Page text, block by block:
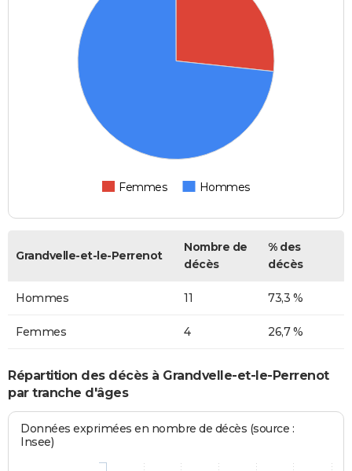
Femmes Hommes
Grandvelle-et-le-Perrenot
Nombre de
décès
% des
décès
Hommes 11 73,3 %
Femmes 4 26,7 %
Répartition des décès à Grandvelle-et-le-Perrenot
par tranche d'âges
Données exprimées en nombre de décès (source :
Insee)